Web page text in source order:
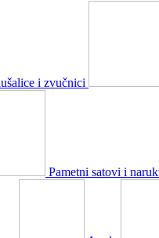
i zvučnici
Pametni satovi i